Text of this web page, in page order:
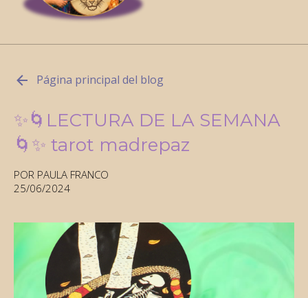
Página principal del blog
✨🌀LECTURA DE LA SEMANA
🌀✨ tarot madrepaz
POR PAULA FRANCO
25/06/2024